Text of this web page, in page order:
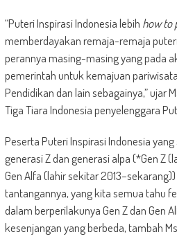
“Puteri Inspirasi Indonesia lebih how to
memberdayakan remaja-remaja
perannya masing-masing yang pada
pemerintah untuk kemajuan
Pendidikan dan lain sebagainya,” ujar
Tiga Tiara Indonesia penyelenggara
Peserta Puteri Inspirasi Indonesia
generasi Z dan generasi alpa (*Gen Z
Gen Alfa (lahir sekitar
tantangannya, yang kita semua tahu
dalam berperilakunya Gen Z dan Gen
kesenjangan yang berbeda, tambah Ms